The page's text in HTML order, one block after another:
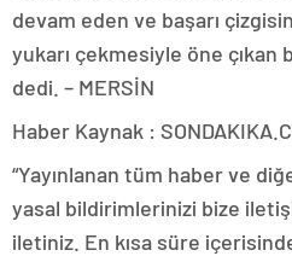
devam eden ve başarı
yukarı çekmesiyle öne çıkan
dedi. – MERSİN
Haber Kaynak :
“Yayınlanan tüm haber ve
yasal bildirimlerinizi bize
iletiniz. En kısa süre